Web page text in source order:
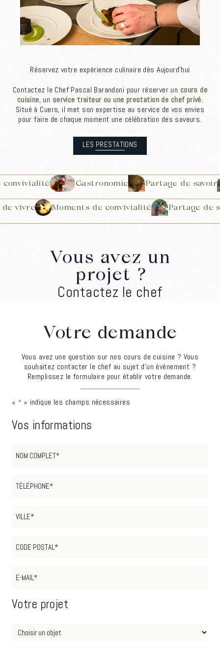
Réservez votre expérience culinaire dès Aujourd’hui
Contactez le Chef Pascal Barandoni pour réserver un cours de
cuisine, un service traiteur ou une prestation de chef privé.
Situé à Cuers, il met son expertise au service de vos envies
pour faire de chaque moment une célébration des saveurs.
LES PRESTATIONS
convivialité Gastronomie Partage de savoir
vivre Moments de convivialité Partage de
Vous avez un
projet ?
Contactez le chef
Votre demande
Vous avez une question sur nos cours de cuisine ? Vous
souhaitez contacter le chef au sujet d’un événement ?
Remplissez le formulaire pour établir votre demande.
« * » indique les champs nécessaires
Vos informations
Votre projet